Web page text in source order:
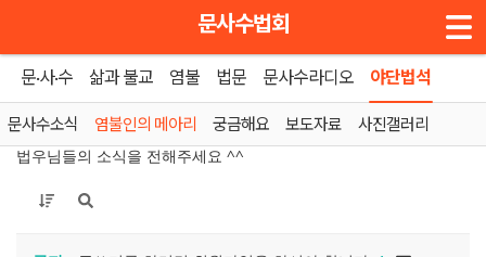
메뉴 건너뛰기
문사수법회
문·사·수 삶과 불교 염불 법문 문사수라디오 야단법석
문사수소식 염불인의 메아리 궁금해요 보도자료 사진갤러리
홈 »염불인의 메아리
법우님들의 소식을 전해주세요 ^^